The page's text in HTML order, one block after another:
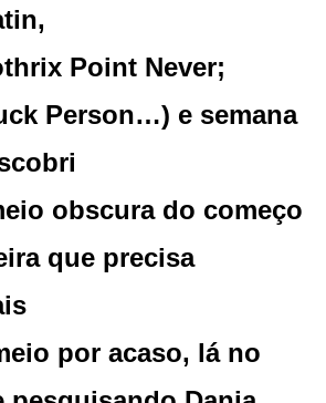
Point Never;
Person…) e semana
obscura do começo
que precisa
por acaso, lá no